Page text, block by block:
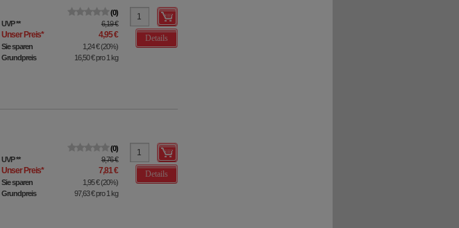
0
UVP** 6,19 €
Unser Preis* 4,95 €
Sie sparen 1,24 €(20%)
Grundpreis
16,50 €pro 1 kg
Details
0
UVP** 9,76 €
Unser Preis* 7,81 €
Sie sparen 1,95 €(20%)
Grundpreis
97,63 €pro 1 kg
Details